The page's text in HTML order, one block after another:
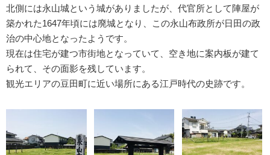
北側には永山城という城がありましたが、代官所として陣屋が
築かれた1647年頃には廃城となり、この永山布政所が日田の政
治の中心地となったようです。
現在は住宅が建つ市街地となっていて、空き地に案内板が建て
られて、その面影を残しています。
観光エリアの豆田町に近い場所にある江戸時代の史跡です。